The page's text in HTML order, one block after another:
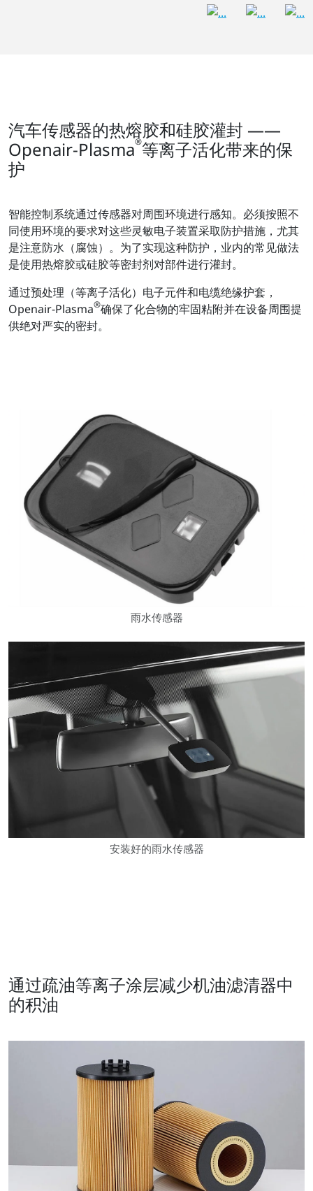
汽车传感器的热熔胶和硅胶灌封 ——
Openair-Plasma®等离子活化带来的保
护
智能控制系统通过传感器对周围环境进行感知。必须按照不
同使用环境的要求对这些灵敏电子装置采取防护措施，尤其
是注意防水（腐蚀）。为了实现这种防护，业内的常见做法
是使用热熔胶或硅胶等密封剂对部件进行灌封。
通过预处理（等离子活化）电子元件和电缆绝缘护套，
Openair-Plasma®确保了化合物的牢固粘附并在设备周围提
供绝对严实的密封。
雨水传感器
安装好的雨水传感器
通过疏油等离子涂层减少机油滤清器中
的积油